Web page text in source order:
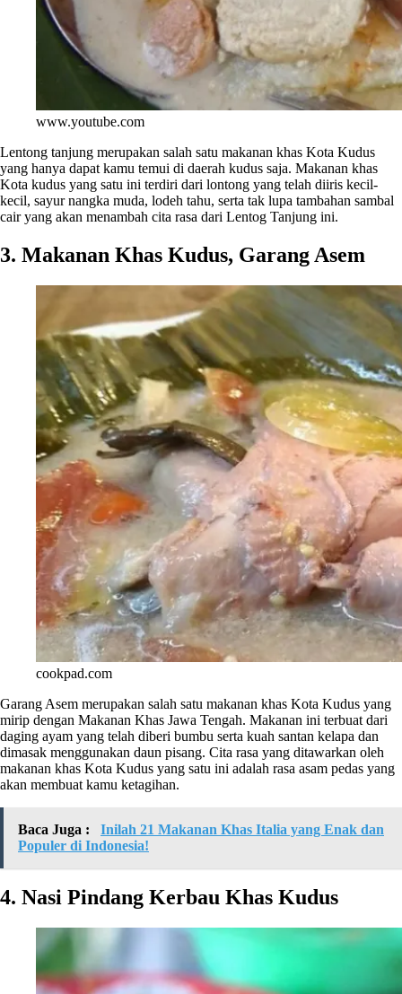
www.youtube.com
Lentong tanjung merupakan salah satu makanan khas Kota Kudus
yang hanya dapat kamu temui di daerah kudus saja. Makanan khas
Kota kudus yang satu ini terdiri dari lontong yang telah diiris kecil-
kecil, sayur nangka muda, lodeh tahu, serta tak lupa tambahan sambal
cair yang akan menambah cita rasa dari Lentog Tanjung ini.
3. Makanan Khas Kudus, Garang Asem
cookpad.com
Garang Asem merupakan salah satu makanan khas Kota Kudus yang
mirip dengan Makanan Khas Jawa Tengah. Makanan ini terbuat dari
daging ayam yang telah diberi bumbu serta kuah santan kelapa dan
dimasak menggunakan daun pisang. Cita rasa yang ditawarkan oleh
makanan khas Kota Kudus yang satu ini adalah rasa asam pedas yang
akan membuat kamu ketagihan.
Baca Juga :
Inilah 21 Makanan Khas Italia yang Enak dan
Populer di Indonesia!
4. Nasi Pindang Kerbau Khas Kudus